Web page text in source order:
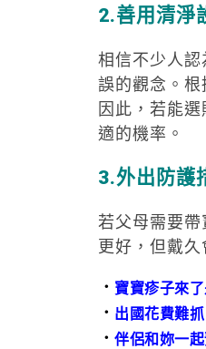
2.善用清淨
相信不少人
誤的觀念。
因此，若能
適的機率。
3.外出防護
若父母需要
更好，但戴
． 寶寶疹子來
． 出國花費難
．伴侶和妳一